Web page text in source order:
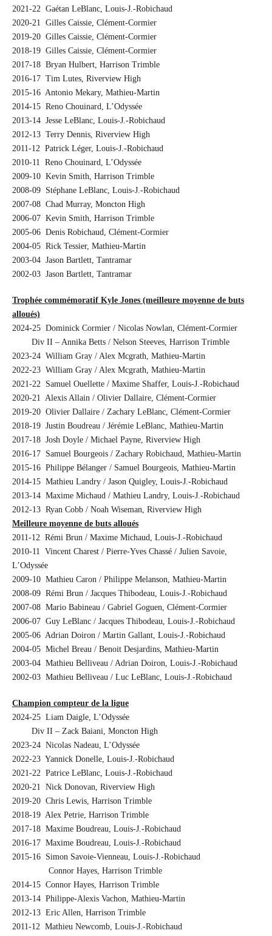
2021-22 Gaétan LeBlanc, Louis-J.-Robichaud
2020-21 Gilles Caissie, Clément-Cormier
2019-20 Gilles Caissie, Clément-Cormier
2018-19 Gilles Caissie, Clément-Cormier
2017-18 Bryan Hulbert, Harrison Trimble
2016-17 Tim Lutes, Riverview High
2015-16 Antonio Mekary, Mathieu-Martin
2014-15 Reno Chouinard, L’Odyssée
2013-14 Jesse LeBlanc, Louis-J.-Robichaud
2012-13 Terry Dennis, Riverview High
2011-12 Patrick Léger, Louis-J.-Robichaud
2010-11 Reno Chouinard, L’Odyssée
2009-10 Kevin Smith, Harrison Trimble
2008-09 Stéphane LeBlanc, Louis-J.-Robichaud
2007-08 Chad Murray, Moncton High
2006-07 Kevin Smith, Harrison Trimble
2005-06 Denis Robichaud, Clément-Cormier
2004-05 Rick Tessier, Mathieu-Martin
2003-04 Jason Bartlett, Tantramar
2002-03 Jason Bartlett, Tantramar
Trophée commémoratif Kyle Jones (meilleure moyenne de buts
alloués)
2024-25 Dominick Cormier / Nicolas Nowlan, Clément-Cormier
Div II – Annika Betts / Nelson Steeves, Harrison Trimble
2023-24 William Gray / Alex Mcgrath, Mathieu-Martin
2022-23 William Gray / Alex Mcgrath, Mathieu-Martin
2021-22 Samuel Ouellette / Maxime Shaffer, Louis-J.-Robichaud
2020-21 Alexis Allain / Olivier Dallaire, Clément-Cormier
2019-20 Olivier Dallaire / Zachary LeBlanc, Clément-Cormier
2018-19 Justin Boudreau / Jérémie LeBlanc, Mathieu-Martin
2017-18 Josh Doyle / Michael Payne, Riverview High
2016-17 Samuel Bourgeois / Zachary Robichaud, Mathieu-Martin
2015-16 Philippe Bélanger / Samuel Bourgeois, Mathieu-Martin
2014-15 Mathieu Landry / Jason Quigley, Louis-J.-Robichaud
2013-14 Maxime Michaud / Mathieu Landry, Louis-J.-Robichaud
2012-13 Ryan Cobb / Noah Wiseman, Riverview High
Meilleure moyenne de buts alloués
2011-12 Rémi Brun / Maxime Michaud, Louis-J.-Robichaud
2010-11 Vincent Charest / Pierre-Yves Chassé / Julien Savoie,
L’Odyssée
2009-10 Mathieu Caron / Philippe Melanson, Mathieu-Martin
2008-09 Rémi Brun / Jacques Thibodeau, Louis-J.-Robichaud
2007-08 Mario Babineau / Gabriel Goguen, Clément-Cormier
2006-07 Guy LeBlanc / Jacques Thibodeau, Louis-J.-Robichaud
2005-06 Adrian Doiron / Martin Gallant, Louis-J.-Robichaud
2004-05 Michel Breau / Benoit Desjardins, Mathieu-Martin
2003-04 Mathieu Belliveau / Adrian Doiron, Louis-J.-Robichaud
2002-03 Mathieu Belliveau / Luc LeBlanc, Louis-J.-Robichaud
Champion compteur de la ligue
2024-25 Liam Daigle, L’Odyssée
Div II – Zack Baiani, Moncton High
2023-24 Nicolas Nadeau, L’Odyssée
2022-23 Yannick Donelle, Louis-J.-Robichaud
2021-22 Patrice LeBlanc, Louis-J.-Robichaud
2020-21 Nick Donovan, Riverview High
2019-20 Chris Lewis, Harrison Trimble
2018-19 Alex Petrie, Harrison Trimble
2017-18 Maxime Boudreau, Louis-J.-Robichaud
2016-17 Maxime Boudreau, Louis-J.-Robichaud
2015-16 Simon Savoie-Vienneau, Louis-J.-Robichaud
Connor Hayes, Harrison Trimble
2014-15 Connor Hayes, Harrison Trimble
2013-14 Philippe-Alexis Vachon, Mathieu-Martin
2012-13 Eric Allen, Harrison Trimble
2011-12 Mathieu Newcomb, Louis-J.-Robichaud